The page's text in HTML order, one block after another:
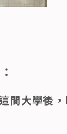
間大學後